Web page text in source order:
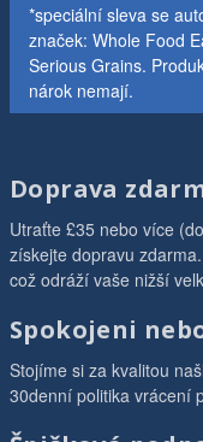
*speciální sleva se
značek: Whole Food
Serious Grains.
nárok nemají.
Doprava
Utraťte £35 nebo více
získejte dopravu
což odráží vaše nižší
Spokojeni
Stojíme si za kvalitou
30denní politika vrácení